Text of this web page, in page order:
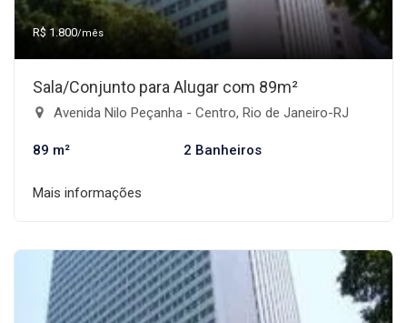
R$ 1.800/mês
Sala/Conjunto para Alugar com 89m²
Avenida Nilo Peçanha - Centro, Rio de Janeiro-RJ
89 m² 2 Banheiros
Mais informações